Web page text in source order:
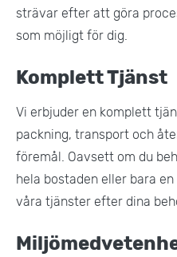
strävar efter att göra
som möjligt för dig​.
Komplett Tjänst
Vi erbjuder en komplett
packning, transport och
föremål. Oavsett om du
hela bostaden eller bara
våra tjänster efter dina